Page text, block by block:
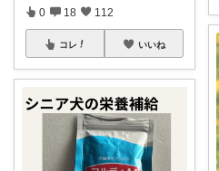
0 18 112
コレ いいね